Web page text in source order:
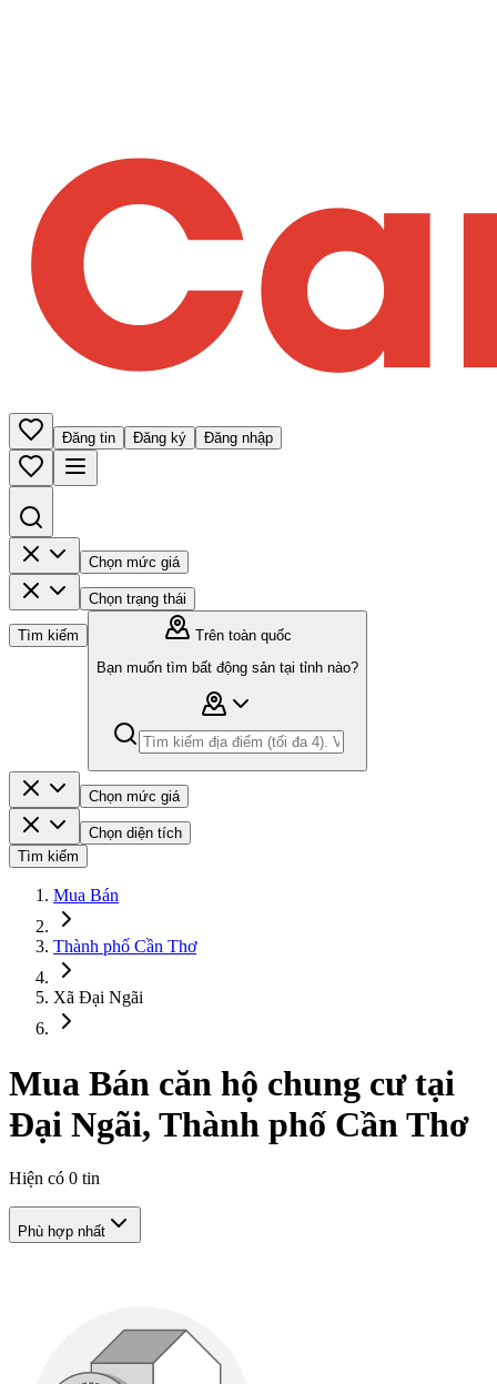
Đăng tin Đăng ký Đăng nhập
Chọn mức giá
Chọn trạng thái
Tìm kiếm
Trên toàn quốc
Bạn muốn tìm bất động sản tại tỉnh nào?
Chọn mức giá
Chọn diện tích
Tìm kiếm
Mua Bán
Thành phố Cần Thơ
Xã Đại Ngãi
Mua Bán căn hộ chung cư tại
Đại Ngãi, Thành phố Cần Thơ
Hiện có 0 tin
Phù hợp nhất